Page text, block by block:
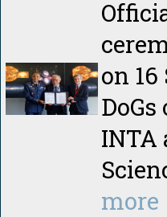
on
DoGs
INTA
more